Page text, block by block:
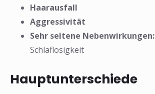
Haarausfall
Aggressivität
Sehr seltene Nebenwirkungen:
Schlaflosigkeit
Hauptunterschiede